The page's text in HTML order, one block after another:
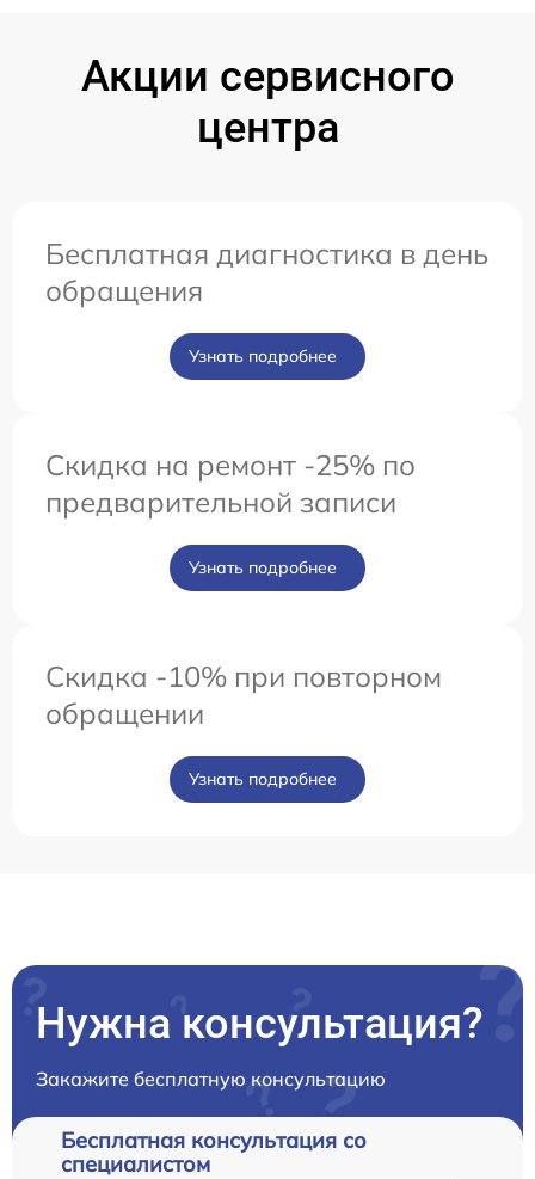
Акции сервисного
центра
Бесплатная диагностика в день
обращения
Узнать подробнее
Скидка на ремонт -25% по
предварительной записи
Узнать подробнее
Скидка -10% при повторном
обращении
Узнать подробнее
Нужна консультация?
Закажите бесплатную консультацию
Бесплатная консультация со
специалистом